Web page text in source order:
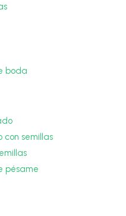
boda
semillas
pésame